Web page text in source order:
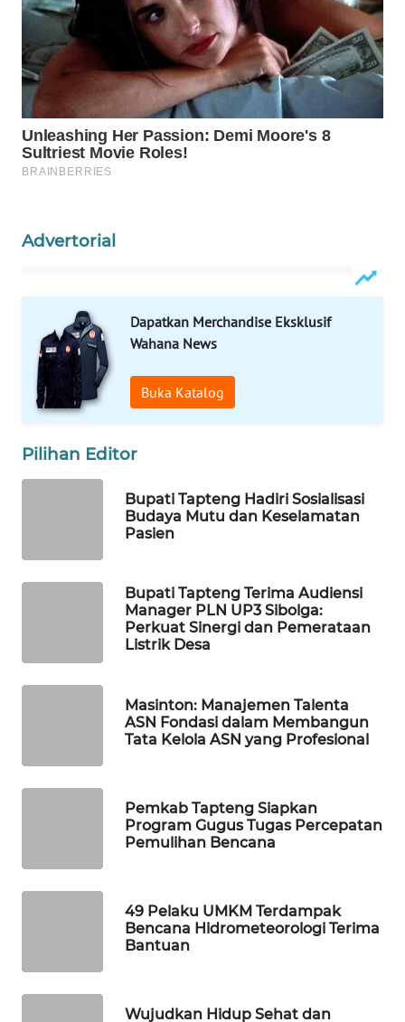
Advertorial
Dapatkan Merchandise Eksklusif
Wahana News
Buka Katalog
Pilihan Editor
Bupati Tapteng Hadiri Sosialisasi
Budaya Mutu dan Keselamatan
Pasien
Bupati Tapteng Terima Audiensi
Manager PLN UP3 Sibolga:
Perkuat Sinergi dan Pemerataan
Listrik Desa
Masinton: Manajemen Talenta
ASN Fondasi dalam Membangun
Tata Kelola ASN yang Profesional
Pemkab Tapteng Siapkan
Program Gugus Tugas Percepatan
Pemulihan Bencana
49 Pelaku UMKM Terdampak
Bencana Hidrometeorologi Terima
Bantuan
Wujudkan Hidup Sehat dan
SELEB
WAHANA
PERSONA
WAHANA
OTOMOTIF
WAHANA
LAPAK
WAHANA
Wahana
Network
MAWAKA
ID
MKLI